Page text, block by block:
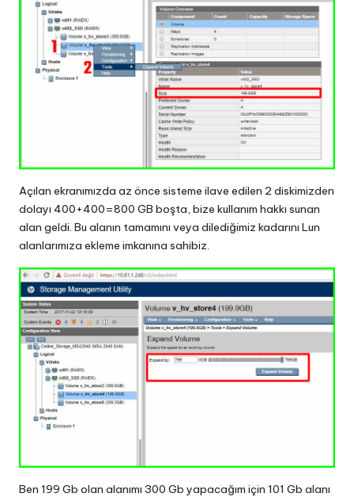
Açılan ekranımızda az önce sisteme ilave edilen 2 diskimizden
dolayı 400+400=800 GB boşta, bize kullanım hakkı sunan
alan geldi. Bu alanın tamamını veya dilediğimiz kadarını Lun
alanlarımıza ekleme imkanına sahibiz.
Ben 199 Gb olan alanımı 300 Gb yapacağım için 101 Gb alanı